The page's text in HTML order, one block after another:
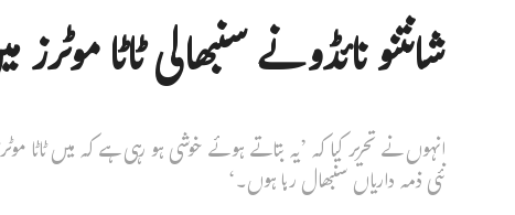
شانتنو نائڈو نے سنبھالی ٹاٹا
انہوں نے تحریر کیا کہ ’یہ بتاتے ہوئے خوشی ہو رہی ہے کہ میں ٹاٹا
نئی ذمہ داریاں سنبھال رہا ہوں۔‘